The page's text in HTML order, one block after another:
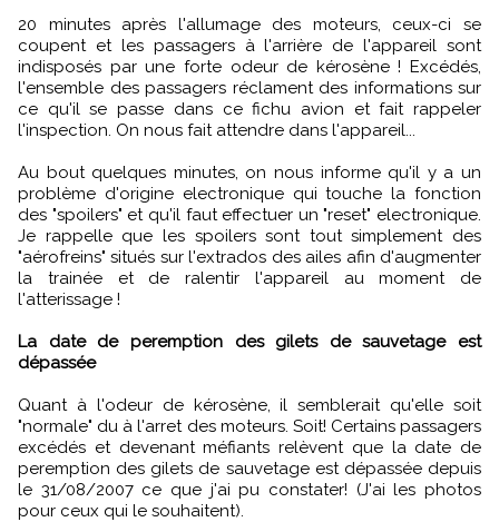
20 minutes après l'allumage des moteurs, ceux-ci se
coupent et les passagers à l'arrière de l'appareil sont
indisposés par une forte odeur de kérosène ! Excédés,
l'ensemble des passagers réclament des informations sur
ce qu'il se passe dans ce fichu avion et fait rappeler
l'inspection. On nous fait attendre dans l'appareil...
Au bout quelques minutes, on nous informe qu'il y a un
problème d'origine electronique qui touche la fonction
des "spoilers" et qu'il faut effectuer un "reset" electronique.
Je rappelle que les spoilers sont tout simplement des
"aérofreins" situés sur l'extrados des ailes afin d'augmenter
la trainée et de ralentir l'appareil au moment de
l'atterissage !
La date de peremption des gilets de sauvetage est
dépassée
Quant à l'odeur de kérosène, il semblerait qu'elle soit
"normale" du à l'arret des moteurs. Soit! Certains passagers
excédés et devenant méfiants relèvent que la date de
peremption des gilets de sauvetage est dépassée depuis
le 31/08/2007 ce que j'ai pu constater! (J'ai les photos
pour ceux qui le souhaitent).